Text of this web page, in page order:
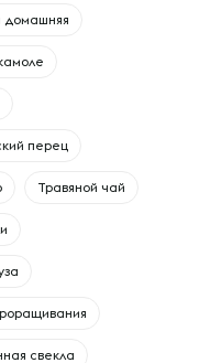
перец
Травяной чай
свекла